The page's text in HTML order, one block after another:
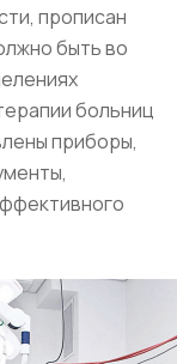
прописан
быть во
больниц
приборы,